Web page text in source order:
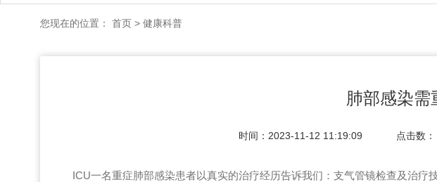
您现在的位置： 首页 > 健康科普
肺部感染需
时间：2023-11-12 11:19:09 点击数：
ICU一名重症肺部感染患者以真实的治疗经历告诉我们：支气管镜检查及治